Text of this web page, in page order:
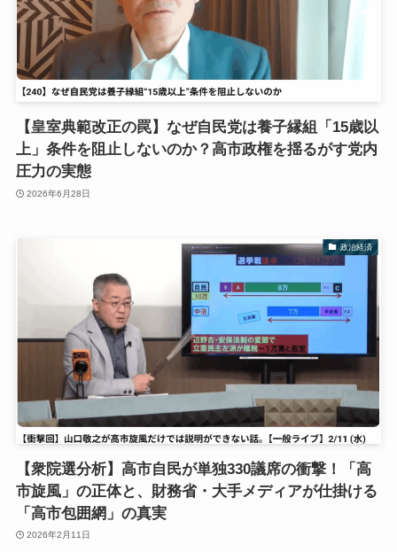
【皇室典範改正の罠】なぜ自民党は養子縁組「15歳以
上」条件を阻止しないのか？高市政権を揺るがす党内
圧力の実態
2026年6月28日
政治経済
【衆院選分析】高市自民が単独330議席の衝撃！「高
市旋風」の正体と、財務省・大手メディアが仕掛ける
「高市包囲網」の真実
2026年2月11日